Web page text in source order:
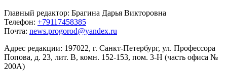
Главный редактор: Брагина Дарья Викторовна
Телефон: +79117458385
Почта: news.progorod@yandex.ru
Адрес редакции: 197022, г. Санкт-Петербург, ул. Профессора
Попова, д. 23, лит. В, комн. 152-153, пом. 3-Н (часть офиса №
200А)